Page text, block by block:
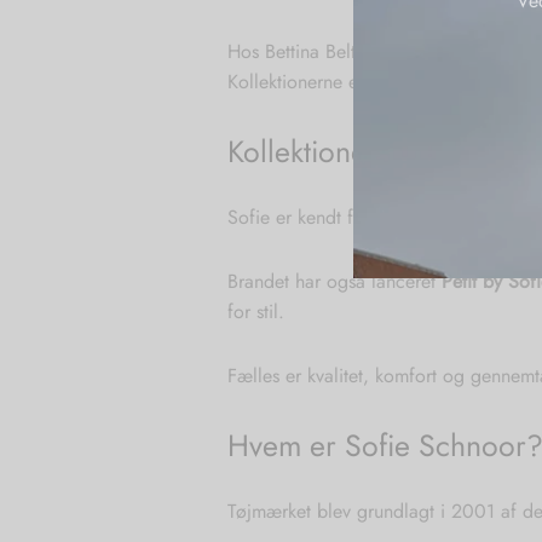
Mulighederne
varesiden
Hos Bettina Beltner finder du et nøje
Kollektionerne er skabt til kvinder,
Kollektioner med
Sofie er kendt for sine tøj- og
Brandet har også lanceretPetit by
for stil.
Fælles er kvalitet, komfort og
Hvem er Sofie Schnoor?
Tøjmærket blev grundlagt i 2001 af